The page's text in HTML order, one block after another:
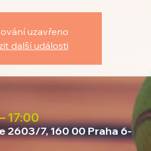
uzavřeno
další události
17:00
2603/7, 160 00 Praha 6-